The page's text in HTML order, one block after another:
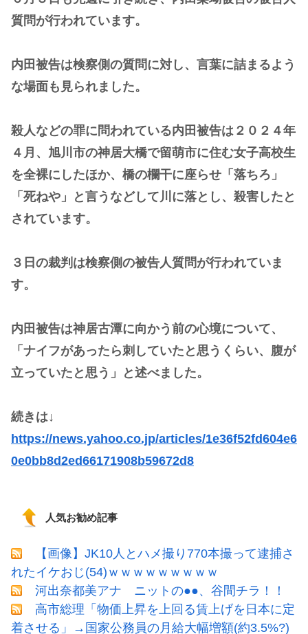
質問が行われています。
内田被告は検察側の質問に対し、言葉に詰まるよう
な場面も見られました。
殺人などの罪に問われている内田被告は２０２４年
４月、旭川市の神居大橋で留萌市に住む女子高校生
を全裸にしたほか、橋の欄干に座らせ「落ちろ」
「死ねや」と言うなどして川に落とし、殺害したと
されています。
３日の裁判は検察側の被告人質問が行われていま
す。
内田被告は神居古潭に向かう前の心境について、
「ナイフがあったら刺していたと思うくらい、腹が
立っていたと思う」と述べました。
続きは↓
https://news.yahoo.co.jp/articles/1e36f52fd604e6
0e0bb8d2ed66171908b59672d8
人気お勧め記事
【画像】JK10人とハメ撮り770本撮って逮捕さ
れたイケおじ(54)ｗｗｗｗｗｗｗｗｗ
河出奈都美アナ ニットの●●、谷間チラ！！
高市総理「物価上昇を上回る賃上げを日本に定
着させる」→国家公務員の月給大幅増額(約3.5%?)